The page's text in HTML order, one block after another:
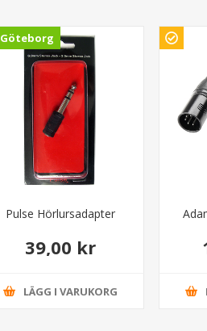
Göteborg
Pulse Hörlursadapter
39,00 kr
LÄGG I VARUKORG